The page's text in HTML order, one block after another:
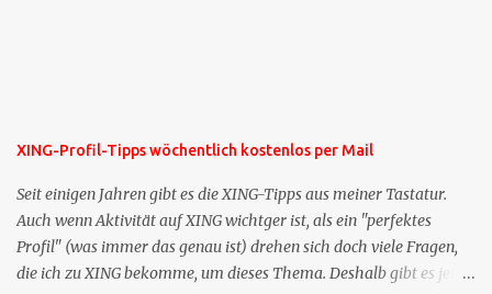
XING-Profil-Tipps wöchentlich kostenlos per Mail
Seit einigen Jahren gibt es die XING-Tipps aus meiner Tastatur.
Auch wenn Aktivität auf XING wichtger ist, als ein "perfektes
Profil" (was immer das genau ist) drehen sich doch viele Fragen,
die ich zu XING bekomme, um dieses Thema. Deshalb gibt es jetzt